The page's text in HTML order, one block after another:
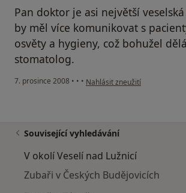
Pan doktor je asi největší
by měl více komunikovat s
osvěty a hygieny, což bohužel
stomatolog.
7. prosince 2008 • • • podle názoru uživatele Dáša
Nahlásit zneužití
Související vyhledávání
V okolí Veselí nad Lužnicí
Zubaři v Českých Budějovicích